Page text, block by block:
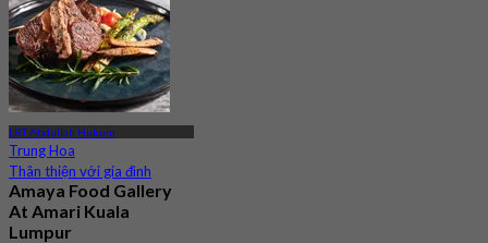
LRT Abdullah Hukum
Trung Hoa
Thân thiện với gia đình
Amaya Food Gallery
At Amari Kuala
Lumpur